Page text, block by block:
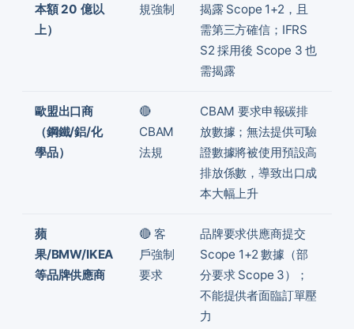
本額 20 億以
上）
規強制
揭露 Scope 1+2，且
需第三方確信；IFRS
S2 採用後 Scope 3 也
需揭露
歐盟出口商
（鋼鐵/鋁/化
學品）
🔴
CBAM
法規
CBAM 要求申報碳排
放數據；無法提供可驗
證數據將被使用預設高
排放係數，導致出口成
本大幅上升
蘋
果/BMW/IKEA
等品牌供應商
🔴 客
戶強制
要求
品牌要求供應商提交
Scope 1+2 數據（部
分要求 Scope 3）；
不能提供者面臨訂單壓
力